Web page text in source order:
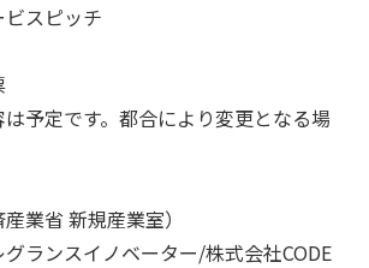
ビスピッチ
予定です。都合により変更となる場
業省 新規産業室）
ランスイノベーター/株式会社CODE